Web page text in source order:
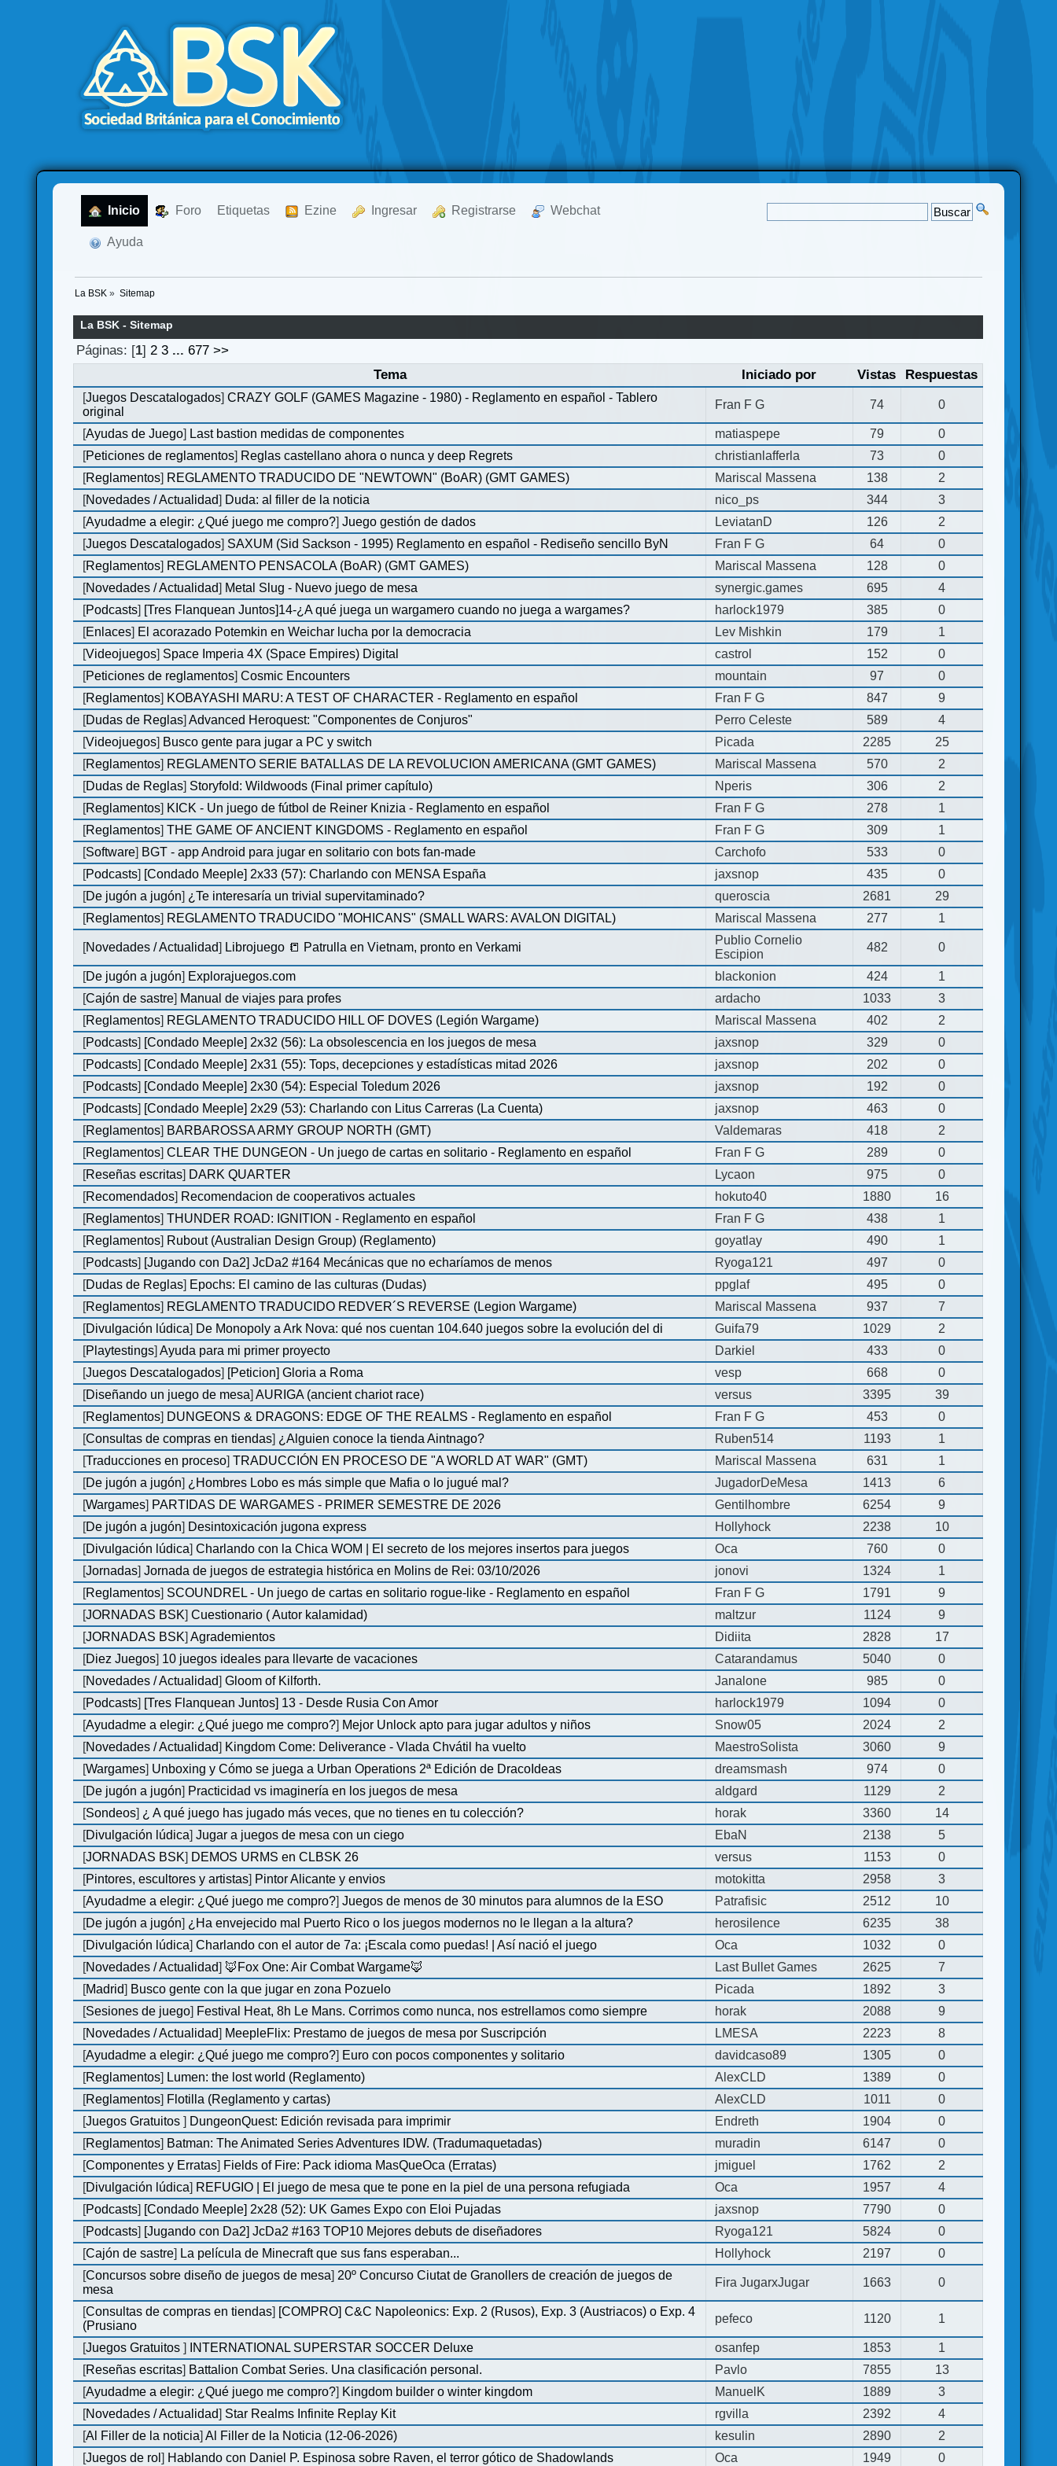
Inicio Foro Etiquetas Ezine Ingresar Registrarse Webchat
Ayuda
La BSK » Sitemap
La BSK - Sitemap
Páginas: [1] 2 3 ... 677 >>
Tema
Iniciado por Vistas Respuestas
[Juegos Descatalogados]CRAZY GOLF (GAMES Magazine - 1980) - Reglamento en español - Tablero
original
Fran F G 74 0
[Ayudas de Juego] Last bastion medidas de componentes matiaspepe 79
0
[Peticiones de reglamentos] Reglas castellano ahora o nunca y deep Regrets christianlafferla 73
0
[Reglamentos] REGLAMENTO TRADUCIDO DE "NEWTOWN" (BoAR) (GMT GAMES) Mariscal Massena 138
2
[Novedades / Actualidad] Duda: al filler de la noticia nico_ps 344
3
[Ayudadme a elegir: ¿Qué juego me compro?]Juego gestión de dados LeviatanD 126
2
[Juegos Descatalogados] SAXUM (Sid Sackson - 1995) Reglamento en español - Rediseño sencillo ByN Fran F G 64
0
[Reglamentos] REGLAMENTO PENSACOLA (BoAR) (GMT GAMES) Mariscal Massena 128
0
[Novedades / Actualidad] Metal Slug - Nuevo juego de mesa synergic.games 695
4
[Podcasts] [Tres Flanquean Juntos]14-¿A qué juega un wargamero cuando no juega a wargames? harlock1979 385
0
[Enlaces] El acorazado Potemkin en Weichar lucha por la democracia Lev Mishkin 179
1
[Videojuegos] Space Imperia 4X (Space Empires) Digital castrol 152
0
[Peticiones de reglamentos]Cosmic Encounters mountain 97
0
[Reglamentos] KOBAYASHI MARU: A TEST OF CHARACTER - Reglamento en español Fran F G 847
9
[Dudas de Reglas]Advanced Heroquest: "Componentes de Conjuros" Perro Celeste 589
4
[Videojuegos] Busco gente para jugar a PC y switch Picada 2285
25
[Reglamentos] REGLAMENTO SERIE BATALLAS DE LA REVOLUCION AMERICANA (GMT GAMES) Mariscal Massena 570
2
[Dudas de Reglas] Storyfold: Wildwoods (Final primer capítulo) Nperis 306
2
[Reglamentos] KICK - Un juego de fútbol de Reiner Knizia - Reglamento en español Fran F G 278
1
[Reglamentos]THE GAME OF ANCIENT KINGDOMS - Reglamento en español Fran F G 309
1
[Software] BGT - app Android para jugar en solitario con bots fan-made Carchofo 533
0
[Podcasts] [Condado Meeple] 2x33 (57): Charlando con MENSA España jaxsnop 435
0
[De jugón a jugón] ¿Te interesaría un trivial supervitaminado? queroscia 2681
29
[Reglamentos] REGLAMENTO TRADUCIDO "MOHICANS" (SMALL WARS: AVALON DIGITAL) Mariscal Massena 277 1
[Novedades / Actualidad] Librojuego 📒 Patrulla en Vietnam, pronto en Verkami
Publio Cornelio
Escipion
482 0
[De jugón a jugón] Explorajuegos.com blackonion 424
1
[Cajón de sastre] Manual de viajes para profes ardacho 1033
3
[Reglamentos] REGLAMENTO TRADUCIDO HILL OF DOVES (Legión Wargame) Mariscal Massena 402
2
[Podcasts] [Condado Meeple] 2x32 (56): La obsolescencia en los juegos de mesa jaxsnop 329
0
[Podcasts] [Condado Meeple] 2x31 (55): Tops, decepciones y estadísticas mitad 2026 jaxsnop 202
0
[Podcasts] [Condado Meeple] 2x30 (54): Especial Toledum 2026 jaxsnop 192
0
[Podcasts] [Condado Meeple] 2x29 (53): Charlando con Litus Carreras (La Cuenta) jaxsnop 463
0
[Reglamentos] BARBAROSSA ARMY GROUP NORTH (GMT) Valdemaras 418
2
[Reglamentos]CLEAR THE DUNGEON - Un juego de cartas en solitario - Reglamento en español Fran F G 289
0
[Reseñas escritas] DARK QUARTER Lycaon 975
0
[Recomendados] Recomendacion de cooperativos actuales hokuto40 1880
16
[Reglamentos]THUNDER ROAD: IGNITION - Reglamento en español Fran F G 438
1
[Reglamentos] Rubout (Australian Design Group) (Reglamento) goyatlay 490
1
[Podcasts] [Jugando con Da2] JcDa2 #164 Mecánicas que no echaríamos de menos Ryoga121 497
0
[Dudas de Reglas] Epochs: El camino de las culturas (Dudas) ppglaf 495
0
[Reglamentos] REGLAMENTO TRADUCIDO REDVER´S REVERSE (Legion Wargame) Mariscal Massena 937
7
[Divulgación lúdica] De Monopoly a Ark Nova: qué nos cuentan 104.640 juegos sobre la evolución del di Guifa79 1029
2
[Playtestings]Ayuda para mi primer proyecto Darkiel 433
0
[Juegos Descatalogados] [Peticion] Gloria a Roma vesp 668
0
[Diseñando un juego de mesa]AURIGA (ancient chariot race) versus 3395
39
[Reglamentos] DUNGEONS & DRAGONS: EDGE OF THE REALMS - Reglamento en español Fran F G 453
0
[Consultas de compras en tiendas] ¿Alguien conoce la tienda Aintnago? Ruben514 1193
1
[Traducciones en proceso]TRADUCCIÓN EN PROCESO DE "A WORLD AT WAR" (GMT) Mariscal Massena 631
1
[De jugón a jugón] ¿Hombres Lobo es más simple que Mafia o lo jugué mal? JugadorDeMesa 1413
6
[Wargames] PARTIDAS DE WARGAMES - PRIMER SEMESTRE DE 2026 Gentilhombre 6254
9
[De jugón a jugón] Desintoxicación jugona express Hollyhock 2238
10
[Divulgación lúdica]Charlando con la Chica WOM | El secreto de los mejores insertos para juegos Oca 760
0
[Jornadas]Jornada de juegos de estrategia histórica en Molins de Rei: 03/10/2026 jonovi 1324
1
[Reglamentos] SCOUNDREL - Un juego de cartas en solitario rogue-like - Reglamento en español Fran F G 1791
9
[JORNADAS BSK]Cuestionario ( Autor kalamidad) maltzur 1124
9
[JORNADAS BSK]Agrademientos Didiita 2828
17
[Diez Juegos] 10 juegos ideales para llevarte de vacaciones Catarandamus 5040
0
[Novedades / Actualidad]Gloom of Kilforth. Janalone 985
0
[Podcasts] [Tres Flanquean Juntos] 13 - Desde Rusia Con Amor harlock1979 1094
0
[Ayudadme a elegir: ¿Qué juego me compro?] Mejor Unlock apto para jugar adultos y niños Snow05 2024
2
[Novedades / Actualidad] Kingdom Come: Deliverance - Vlada Chvátil ha vuelto MaestroSolista 3060
9
[Wargames] Unboxing y Cómo se juega a Urban Operations 2ª Edición de DracoIdeas dreamsmash 974
0
[De jugón a jugón] Practicidad vs imaginería en los juegos de mesa aldgard 1129
2
[Sondeos] ¿ A qué juego has jugado más veces, que no tienes en tu colección? horak 3360
14
[Divulgación lúdica]Jugar a juegos de mesa con un ciego EbaN 2138
5
[JORNADAS BSK] DEMOS URMS en CLBSK 26 versus 1153
0
[Pintores, escultores y artistas] Pintor Alicante y envios motokitta 2958
3
[Ayudadme a elegir: ¿Qué juego me compro?]Juegos de menos de 30 minutos para alumnos de la ESO Patrafisic 2512
10
[De jugón a jugón] ¿Ha envejecido mal Puerto Rico o los juegos modernos no le llegan a la altura? herosilence 6235
38
[Divulgación lúdica]Charlando con el autor de 7a: ¡Escala como puedas! | Así nació el juego Oca 1032
0
[Novedades / Actualidad] 🦊Fox One: Air Combat Wargame🦊 Last Bullet Games 2625
7
[Madrid] Busco gente con la que jugar en zona Pozuelo Picada 1892
3
[Sesiones de juego] Festival Heat, 8h Le Mans. Corrimos como nunca, nos estrellamos como siempre horak 2088
9
[Novedades / Actualidad] MeepleFlix: Prestamo de juegos de mesa por Suscripción LMESA 2223
8
[Ayudadme a elegir: ¿Qué juego me compro?] Euro con pocos componentes y solitario davidcaso89 1305
0
[Reglamentos] Lumen: the lost world (Reglamento) AlexCLD 1389
0
[Reglamentos] Flotilla (Reglamento y cartas) AlexCLD 1011
0
[Juegos Gratuitos] DungeonQuest: Edición revisada para imprimir Endreth 1904
0
[Reglamentos] Batman: The Animated Series Adventures IDW. (Tradumaquetadas) muradin 6147
0
[Componentes y Erratas] Fields of Fire: Pack idioma MasQueOca (Erratas) jmiguel 1762
2
[Divulgación lúdica] REFUGIO | El juego de mesa que te pone en la piel de una persona refugiada Oca 1957
4
[Podcasts] [Condado Meeple] 2x28 (52): UK Games Expo con Eloi Pujadas jaxsnop 7790
0
[Podcasts] [Jugando con Da2] JcDa2 #163 TOP10 Mejores debuts de diseñadores Ryoga121 5824
0
[Cajón de sastre] La película de Minecraft que sus fans esperaban... Hollyhock 2197
0
[Concursos sobre diseño de juegos de mesa] 20º Concurso Ciutat de Granollers de creación de juegos de
mesa
Fira JugarxJugar 1663 0
[Consultas de compras en tiendas] [COMPRO] C&C Napoleonics: Exp. 2 (Rusos), Exp. 3 (Austriacos) o Exp. 4
(Prusiano
pefeco 1120 1
[Juegos Gratuitos] INTERNATIONAL SUPERSTAR SOCCER Deluxe osanfep 1853
1
[Reseñas escritas] Battalion Combat Series. Una clasificación personal. Pavlo 7855
13
[Ayudadme a elegir: ¿Qué juego me compro?] Kingdom builder o winter kingdom ManuelK 1889
3
[Novedades / Actualidad] Star Realms Infinite Replay Kit rgvilla 2392
4
[Al Filler de la noticia]Al Filler de la Noticia (12-06-2026) kesulin 2890
2
[Juegos de rol] Hablando con Daniel P. Espinosa sobre Raven, el terror gótico de Shadowlands Oca 1949 0